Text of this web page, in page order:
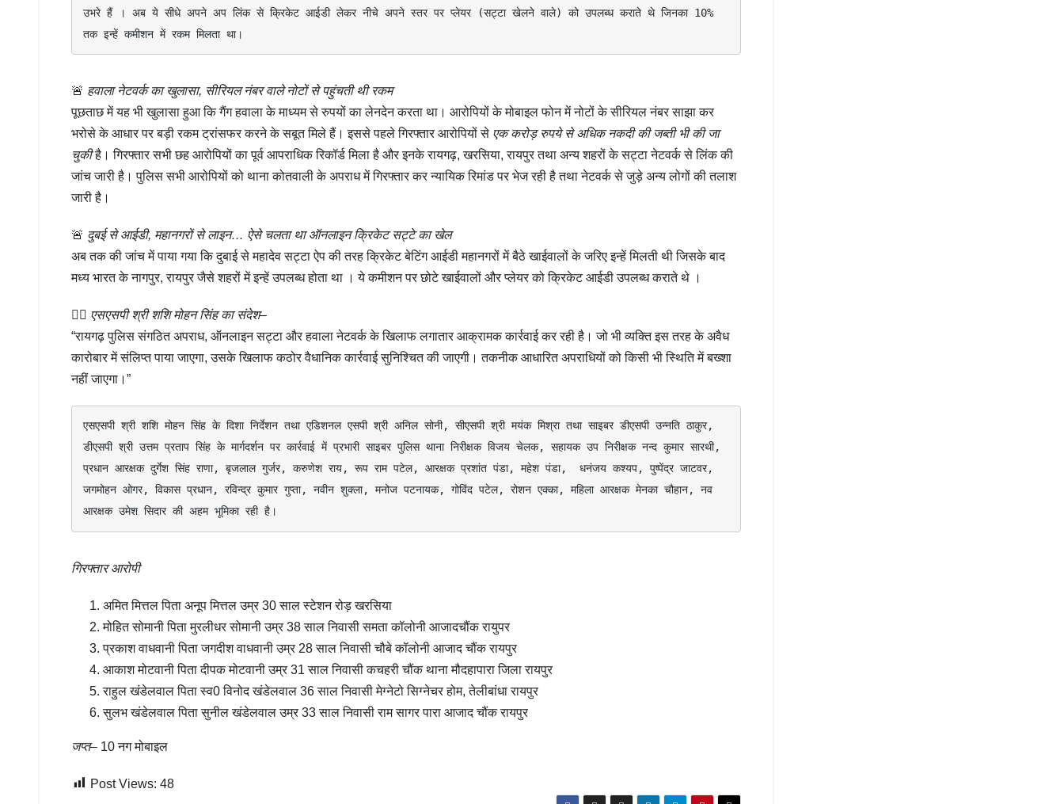
उभरे हैं । अब ये सीधे अपने अप लिंक से क्रिकेट आईडी लेकर नीचे अपने स्तर पर प्लेयर (सट्टा खेलने वाले) को उपलब्ध कराते थे जिनका 10%
तक इन्हें कमीशन में रकम मिलता था।
🚨 हवाला नेटवर्क का खुलासा, सीरियल नंबर वाले नोटों से पहुंचती थी रकम
पूछताछ में यह भी खुलासा हुआ कि गैंग हवाला के माध्यम से रुपयों का लेनदेन करता था। आरोपियों के मोबाइल फोन में नोटों के सीरियल नंबर साझा कर
भरोसे के आधार पर बड़ी रकम ट्रांसफर करने के सबूत मिले हैं। इससे पहले गिरफ्तार आरोपियों से एक करोड़ रुपये से अधिक नकदी की जब्ती भी की जा
चुकीहै। गिरफ्तार सभी छह आरोपियों का पूर्व आपराधिक रिकॉर्ड मिला है और इनके रायगढ़, खरसिया, रायपुर तथा अन्य शहरों के सट्टा नेटवर्क से लिंक की
जांच जारी है। पुलिस सभी आरोपियों को थाना कोतवाली के अपराध में गिरफ्तार कर न्यायिक रिमांड पर भेज रही है तथा नेटवर्क से जुड़े अन्य लोगों की तलाश
जारी है।
🚨 दुबई से आईडी, महानगरों से लाइन… ऐसे चलता था ऑनलाइन क्रिकेट सट्टे का खेल
अब तक की जांच में पाया गया कि दुबाई से महादेव सट्टा ऐप की तरह क्रिकेट बेटिंग आईडी महानगरों में बैठे खाईवालों के जरिए इन्हें मिलती थी जिसके बाद
मध्य भारत के नागपुर, रायपुर जैसे शहरों में इन्हें उपलब्ध होता था । ये कमीशन पर छोटे खाईवालों और प्लेयर को क्रिकेट आईडी उपलब्ध कराते थे ।
👉🏻 एसएसपी श्री शशि मोहन सिंह का संदेश–
“रायगढ़ पुलिस संगठित अपराध, ऑनलाइन सट्टा और हवाला नेटवर्क के खिलाफ लगातार आक्रामक कार्रवाई कर रही है। जो भी व्यक्ति इस तरह के अवैध
कारोबार में संलिप्त पाया जाएगा, उसके खिलाफ कठोर वैधानिक कार्रवाई सुनिश्चित की जाएगी। तकनीक आधारित अपराधियों को किसी भी स्थिति में बख्शा
नहीं जाएगा।”
एसएसपी श्री शशि मोहन सिंह के दिशा निर्देशन तथा एडिशनल एसपी श्री अनिल सोनी, सीएसपी श्री मयंक मिश्रा तथा साइबर डीएसपी उन्नति ठाकुर,
डीएसपी श्री उत्तम प्रताप सिंह के मार्गदर्शन पर कार्रवाई में प्रभारी साइबर पुलिस थाना निरीक्षक विजय चेलक, सहायक उप निरीक्षक नन्द कुमार सारथी,
प्रधान आरक्षक दुर्गेश सिंह राणा, बृजलाल गुर्जर, करुणेश राय, रूप राम पटेल, आरक्षक प्रशांत पंडा, महेश पंडा,  धनंजय कश्यप, पुष्पेंद्र जाटवर,
जगमोहन ओगर, विकास प्रधान, रविन्द्र कुमार गुप्ता, नवीन शुक्ला, मनोज पटनायक, गोविंद पटेल, रोशन एक्का, महिला आरक्षक मेनका चौहान, नव
आरक्षक उमेश सिदार की अहम भूमिका रही है।
गिरफ्तार आरोपी
अमित मित्तल पिता अनूप मित्तल उम्र 30 साल स्टेशन रोड़ खरसिया
मोहित सोमानी पिता मुरलीधर सोमानी उम्र 38 साल निवासी समता कॉलोनी आजादचौंक रायुपर
प्रकाश वाधवानी पिता जगदीश वाधवानी उम्र 28 साल निवासी चौबे कॉलोनी आजाद चौंक रायपुर
आकाश मोटवानी पिता दीपक मोटवानी उम्र 31 साल निवासी कचहरी चौंक थाना मौदहापारा जिला रायपुर
राहुल खंडेलवाल पिता स्व0 विनोद खंडेलवाल 36 साल निवासी मेग्नेटो सिग्नेचर होम, तेलीबांधा रायपुर
सुलभ खंडेलवाल पिता सुनील खंडेलवाल उम्र 33 साल निवासी राम सागर पारा आजाद चौंक रायपुर
जप्त– 10 नग मोबाइल
Post Views: 48